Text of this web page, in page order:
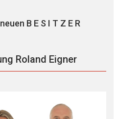
B E S I T Z E R
Roland Eigner